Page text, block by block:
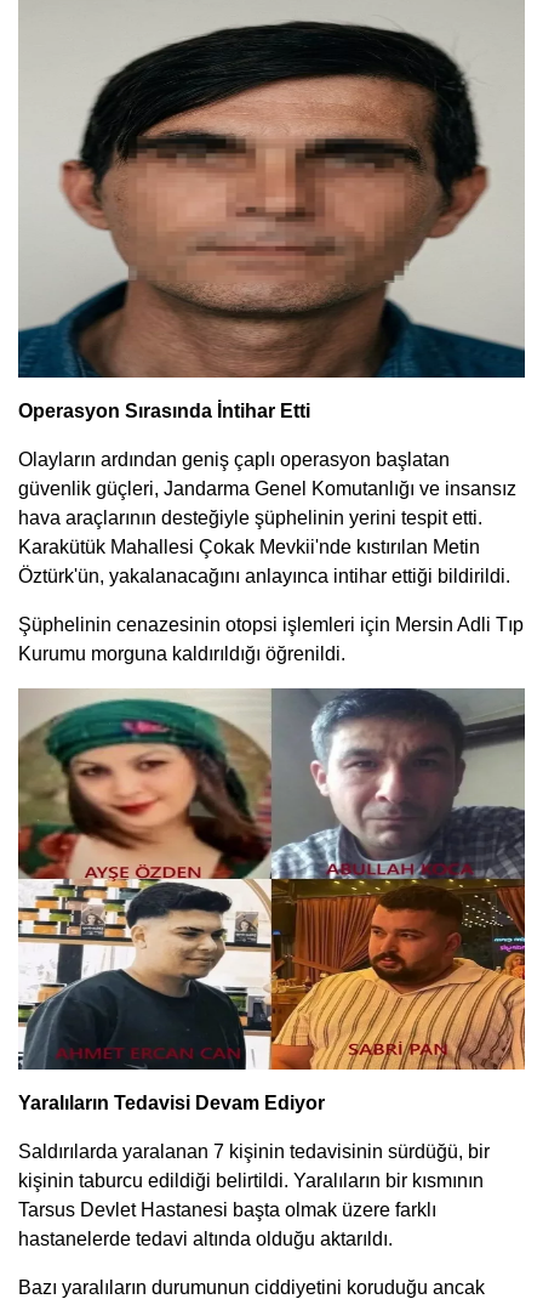
Operasyon Sırasında İntihar Etti
Olayların ardından geniş çaplı operasyon başlatan
güvenlik güçleri, Jandarma Genel Komutanlığı ve insansız
hava araçlarının desteğiyle şüphelinin yerini tespit etti.
Karakütük Mahallesi Çokak Mevkii'nde kıstırılan Metin
Öztürk'ün, yakalanacağını anlayınca intihar ettiği bildirildi.
Şüphelinin cenazesinin otopsi işlemleri için Mersin Adli Tıp
Kurumu morguna kaldırıldığı öğrenildi.
Yaralıların Tedavisi Devam Ediyor
Saldırılarda yaralanan 7 kişinin tedavisinin sürdüğü, bir
kişinin taburcu edildiği belirtildi. Yaralıların bir kısmının
Tarsus Devlet Hastanesi başta olmak üzere farklı
hastanelerde tedavi altında olduğu aktarıldı.
Bazı yaralıların durumunun ciddiyetini koruduğu ancak